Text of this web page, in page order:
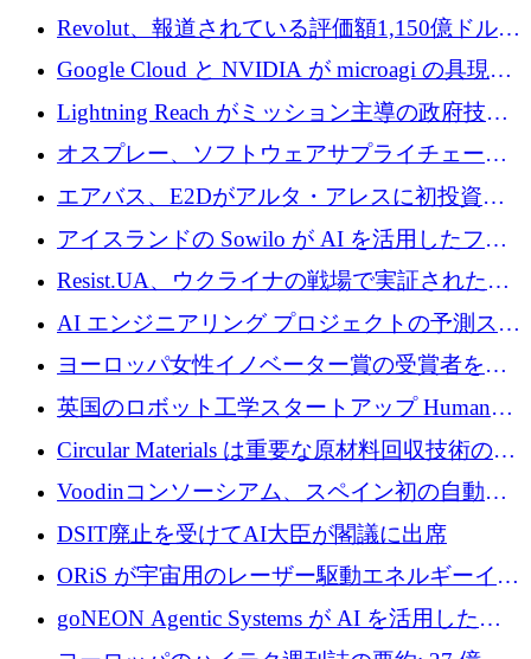
ートアップ Arrakis を支援
Revolut、報道されている評価額1,150億ドルで
の新たな二次株式売却を確認
Google Cloud と NVIDIA が microagi の具現化
された AI の野望を推進
Lightning Reach がミッション主導の政府技術
グループとしてポートフォリオを拡大し ETG
に買収
オスプレー、ソフトウェアサプライチェーン
攻撃を阻止するために265万ドルを確保
エアバス、E2Dがアルタ・アレスに初投資、
欧州防衛技術ファンドに5億ユーロを拠出
アイスランドの Sowilo が AI を活用したファ
ッション製品インテリジェンス プラットフォ
ームを拡大するためにプレシードを調達
Resist.UA、ウクライナの戦場で実証された防
衛技術を拡大するために5,000万ユーロの欧州
基金を立ち上げる
AI エンジニアリング プロジェクトの予測スタ
ートアップ Cascade が a16z アクセラレータか
らの支援を獲得
ヨーロッパ女性イノベーター賞の受賞者を紹
介します
英国のロボット工学スタートアップ Humanoid
がシリーズ A 1 億 5,200 万ドルで評価額 13 億
5,000 万ドルに到達
Circular Materials は重要な原材料回収技術の拡
張に 1,180 万ユーロを確保
Voodinコンソーシアム、スペイン初の自動木
製ブレード工場の建設にEU補助金4,800万ユ
ーロを確保
DSIT廃止を受けてAI大臣が閣議に出席
ORiS が宇宙用のレーザー駆動エネルギーイン
フラの構築に 500 万ユーロを調達
goNEON Agentic Systems が AI を活用したイ
ンフラ計画を加速するために 16 万ユーロを確